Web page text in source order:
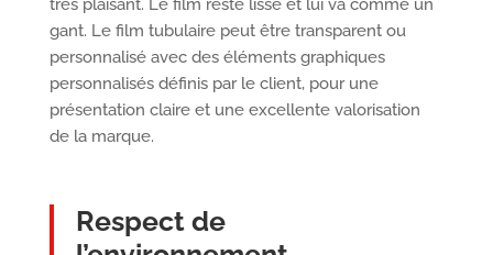
très plaisant. Le film reste lisse et lui va comme un
gant. Le film tubulaire peut être transparent ou
personnalisé avec des éléments graphiques
personnalisés définis par le client, pour une
présentation claire et une excellente valorisation
de la marque.
Respect de